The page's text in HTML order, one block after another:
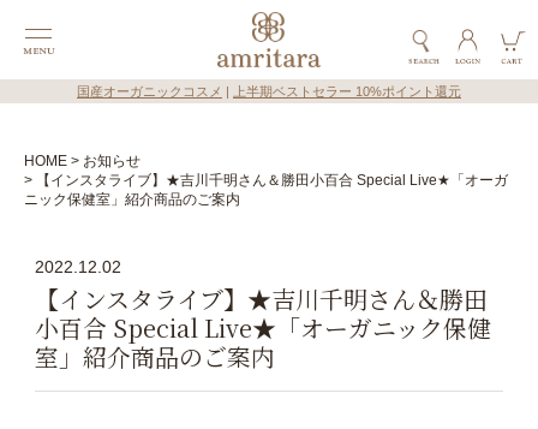
国産オーガニックコスメ 上半期ベストセラー 10%ポイント還元
HOME
お知らせ
【インスタライブ】★吉川千明さん＆勝田小百合 Special Live★「オーガ
ニック保健室」紹介商品のご案内
2022.12.02
【インスタライブ】★吉川千明さん＆勝田
小百合 Special Live★「オーガニック保健
室」紹介商品のご案内